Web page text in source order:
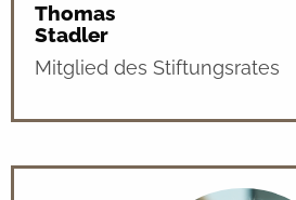
Thomas
Stadler
Mitglied des Stiftungsrates